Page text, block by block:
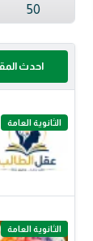
50
احدث
الثانوية العامة
الثانوية العامة